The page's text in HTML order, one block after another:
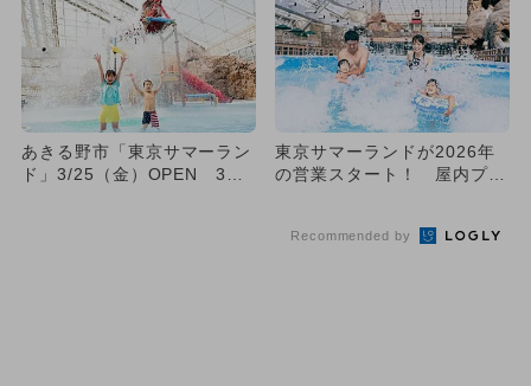
あきる野市「東京サマーラン
ド」3/25（金）OPEN 3月
東京サマーランドが2026年
の営業スタート！ 屋内プー
Recommended by